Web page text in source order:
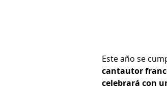
Este año se
cantautor
celebrará con